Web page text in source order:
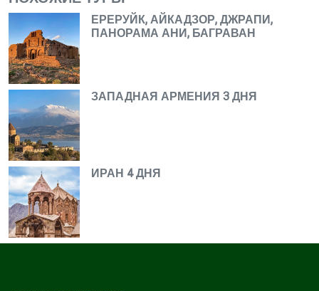
ЕРЕРУЙК, АЙКАДЗОР, ДЖРАПИ,
ПАНОРАМА АНИ, БАГРАВАН
ЗАПАДНАЯ АРМЕНИЯ 3 ДНЯ
ИРАН 4 ДНЯ